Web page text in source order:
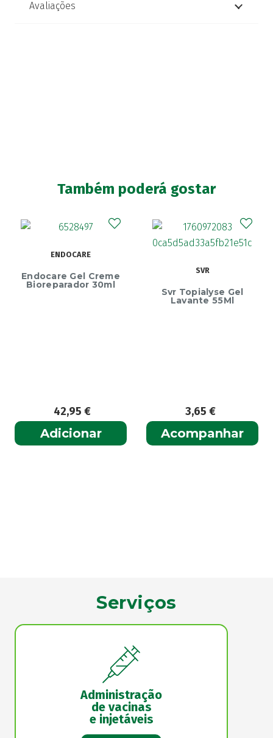
Avaliações
Também poderá gostar
ENDOCARE
Endocare Gel Creme
Bioreparador 30ml
42,95€
Adicionar
SVR
Svr Topialyse Gel
Lavante 55Ml
3,65€
Acompanhar
Serviços
Administração
de vacinas
e injetáveis